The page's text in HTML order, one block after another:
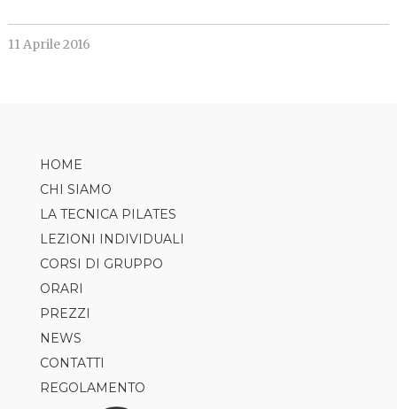
11 Aprile 2016
HOME
CHI SIAMO
LA TECNICA PILATES
LEZIONI INDIVIDUALI
CORSI DI GRUPPO
PILATES
AXIS
TRX
CLASS5
GAP
ORARI
PREZZI
NEWS
CONTATTI
REGOLAMENTO